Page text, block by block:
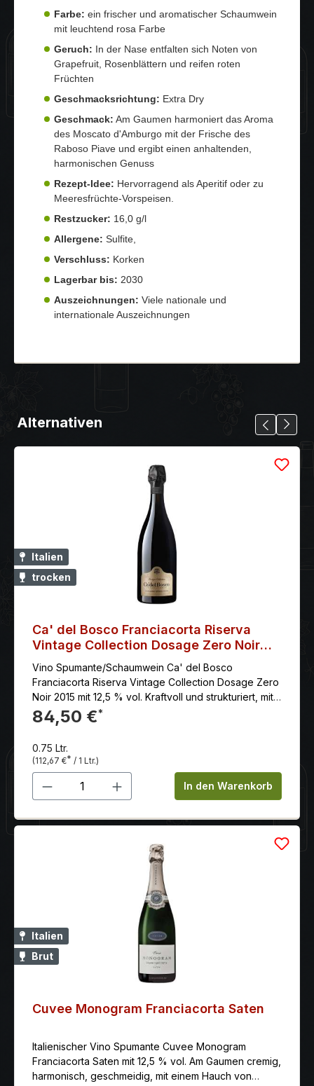
Farbe: ein frischer und aromatischer Schaumwein
mit leuchtend rosa Farbe
Geruch: In der Nase entfalten sich Noten von
Grapefruit, Rosenblättern und reifen roten
Früchten
Geschmacksrichtung: Extra Dry
Geschmack: Am Gaumen harmoniert das Aroma
des Moscato d'Amburgo mit der Frische des
Raboso Piave und ergibt einen anhaltenden,
harmonischen Genuss
Rezept-Idee: Hervorragend als Aperitif oder zu
Meeresfrüchte-Vorspeisen.
Restzucker: 16,0 g/l
Allergene: Sulfite,
Verschluss: Korken
Lagerbar bis: 2030
Auszeichnungen: Viele nationale und
internationale Auszeichnungen
Alternativen
Italien
trocken
Ca' del Bosco Franciacorta Riserva
Vintage Collection Dosage Zero Noir
2015
Vino Spumante/Schaumwein Ca' del Bosco
Franciacorta Riserva Vintage Collection Dosage Zero
Noir 2015 mit 12,5 % vol. Kraftvoll und strukturiert, mit
feiner Frische, lebendiger Säure und einem langen,
eleganten Abgang. Die Pinot Nero-Trauben sorgen
84,50 €*
0.75 Ltr.
(112,67 €* / 1 Ltr.)
Produkt Anzahl: Gib denIn den Warenkorb
Italien
Brut
Cuvee Monogram Franciacorta Saten
Italienischer Vino Spumante Cuvee Monogram
Franciacorta Saten mit 12,5 % vol. Am Gaumen cremig,
harmonisch, geschmeidig, mit einem Hauch von